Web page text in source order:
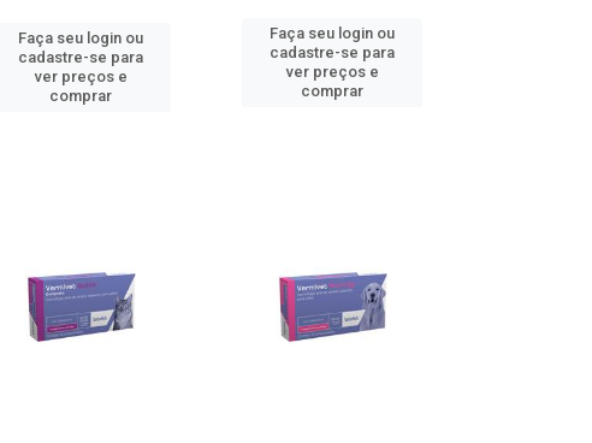
Faça seu login ou
cadastre-se para
ver preços e
comprar
Faça seu login ou
cadastre-se para
ver preços e
comprar